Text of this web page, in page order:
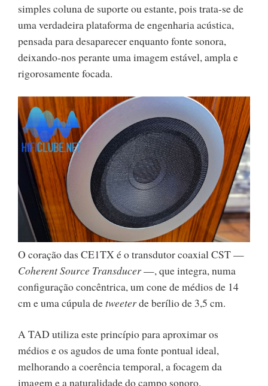
simples coluna de suporte ou estante, pois trata-se de
uma verdadeira plataforma de engenharia acústica,
pensada para desaparecer enquanto fonte sonora,
deixando-nos perante uma imagem estável, ampla e
rigorosamente focada.
O coração das CE1TX é o transdutor coaxial CST —
Coherent Source Transducer—, que integra, numa
configuração concêntrica, um cone de médios de 14
cm e uma cúpula detweeterde berílio de 3,5 cm.
A TAD utiliza este princípio para aproximar os
médios e os agudos de uma fonte pontual ideal,
melhorando a coerência temporal, a focagem da
imagem e a naturalidade do campo sonoro.